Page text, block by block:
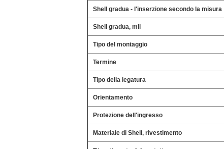
Shell gradua - l'inserzione secondo la misura
Shell gradua, mil
Tipo del montaggio
Termine
Tipo della legatura
Orientamento
Protezione dell'ingresso
Materiale di Shell, rivestimento